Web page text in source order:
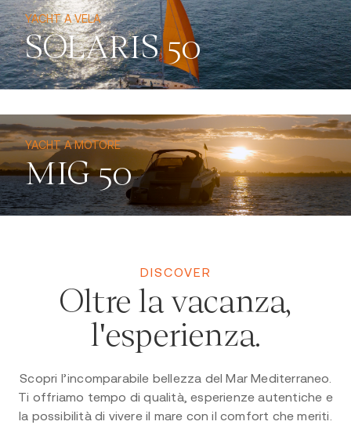
YACHT A VELA
SOLARIS 50
Elegante
Confortevole
Accogliente
YACHT A MOTORE
MIG 50
Performante
Immersivo
DISCOVER
Oltre la vacanza,
l'esperienza.
Scopri l’incomparabile bellezza del Mar Mediterraneo.
Ti offriamo tempo di qualità, esperienze autentiche e
la possibilità di vivere il mare con il comfort che meriti.